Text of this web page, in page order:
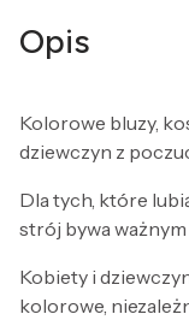
Opis
Kolorowe bluzy,
dziewczyn z
Dla tych, które
strój bywa
Kobiety i
kolorowe,